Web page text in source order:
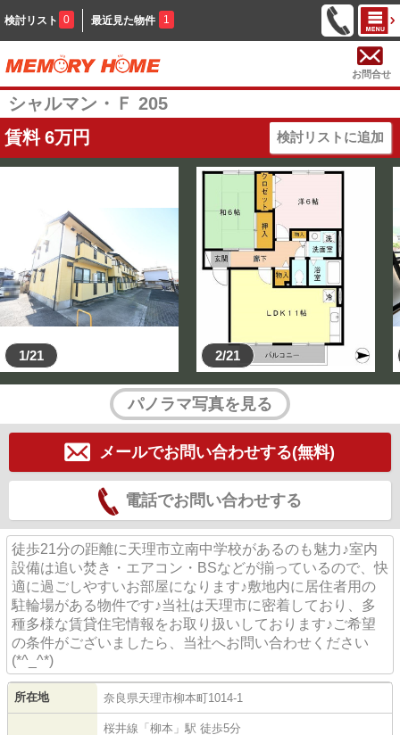
検討リスト 0 最近見た物件 1
お問合せ
シャルマン・Ｆ 205
賃料 6万円 検討リストに追加
1/21 2/21
パノラマ写真を見る
メールでお問い合わせする(無料)
電話でお問い合わせする
徒歩21分の距離に天理市立南中学校があるのも魅力♪室内
設備は追い焚き・エアコン・BSなどが揃っているので、快
適に過ごしやすいお部屋になります♪敷地内に居住者用の
駐輪場がある物件です♪当社は天理市に密着しており、多
種多様な賃貸住宅情報をお取り扱いしております♪ご希望
の条件がございましたら、当社へお問い合わせください
(*^_^*)
所在地 奈良県天理市柳本町1014-1
桜井線 「 柳本 」駅 徒歩5分